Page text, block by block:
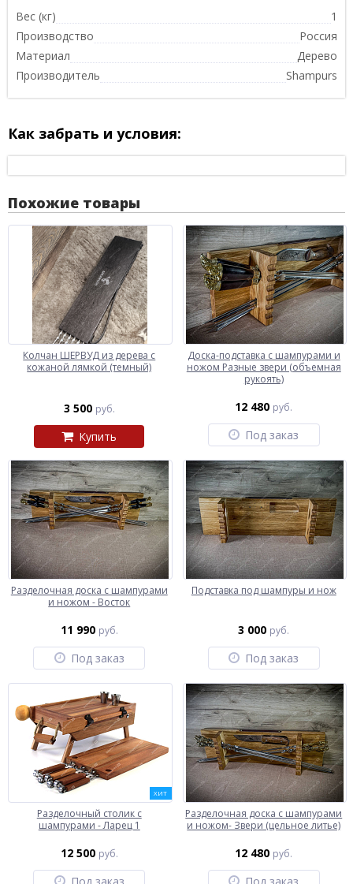
Вес (кг)
1
Производство
Россия
Материал
Дерево
Производитель
Shampurs
Как забрать и условия:
Похожие товары
Колчан ШЕРВУД из дерева с
кожаной лямкой (темный)
3 500 руб.
Купить
Доска-подставка с шампурами и
ножом Разные звери (объемная
рукоять)
12 480 руб.
Под заказ
Разделочная доска с шампурами
и ножом - Восток
11 990 руб.
Под заказ
Подставка под шампуры и нож
3 000 руб.
Под заказ
ХИТ
Разделочный столик с
шампурами - Ларец 1
12 500 руб.
Под заказ
Разделочная доска с шампурами
и ножом- Звери (цельное литье)
12 480 руб.
Под заказ